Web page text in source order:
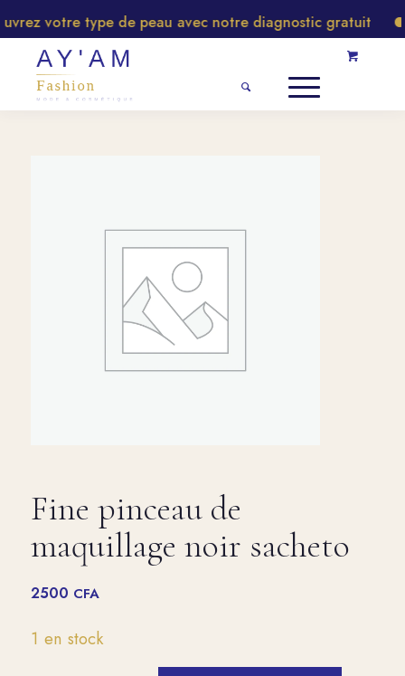
votre type de peau avec notre diagnostic gratuit
Fine pinceau de
maquillage noir sacheto
2500 CFA
1 en stock